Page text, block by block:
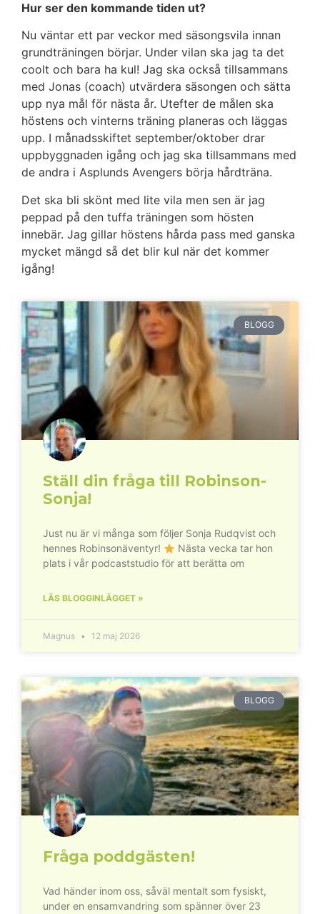
Hur ser den kommande tiden ut?
Nu väntar ett par veckor med säsongsvila innan
grundträningen börjar. Under vilan ska jag ta det
coolt och bara ha kul! Jag ska också tillsammans
med Jonas (coach) utvärdera säsongen och sätta
upp nya mål för nästa år. Utefter de målen ska
höstens och vinterns träning planeras och läggas
upp. I månadsskiftet september/oktober drar
uppbyggnaden igång och jag ska tillsammans med
de andra i Asplunds Avengers börja hårdträna.
Det ska bli skönt med lite vila men sen är jag
peppad på den tuffa träningen som hösten
innebär. Jag gillar höstens hårda pass med ganska
mycket mängd så det blir kul när det kommer
igång!
BLOGG
Ställ din fråga till Robinson-
Sonja!
Just nu är vi många som följer Sonja Rudqvist och
hennes Robinsonäventyr!
Nästa vecka tar hon
plats i vår podcaststudio för att berätta om
LÄS BLOGGINLÄGGET »
Magnus 12 maj 2026
BLOGG
Fråga poddgästen!
Vad händer inom oss, såväl mentalt som fysiskt,
under en ensamvandring som spänner över 23